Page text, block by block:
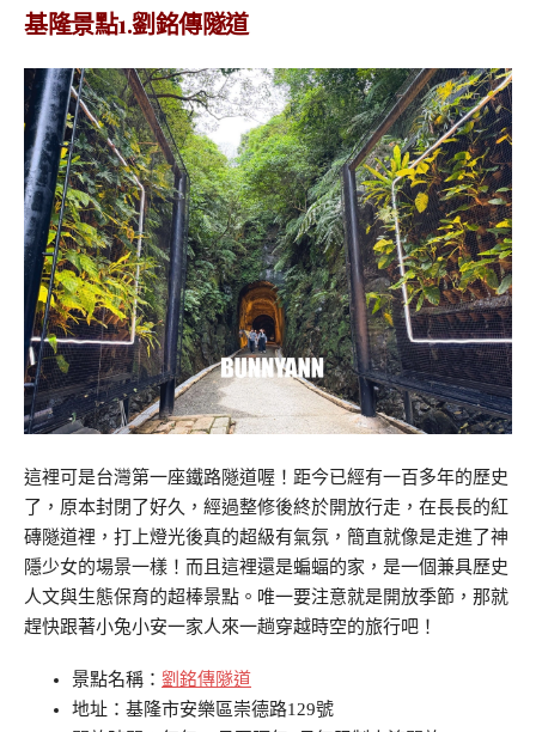
基隆景點1.劉銘傳隧道
這裡可是台灣第一座鐵路隧道喔！距今已經有一百多年的歷史
了，原本封閉了好久，經過整修後終於開放行走，在長長的紅
磚隧道裡，打上燈光後真的超級有氣氛，簡直就像是走進了神
隱少女的場景一樣！而且這裡還是蝙蝠的家，是一個兼具歷史
人文與生態保育的超棒景點。唯一要注意就是開放季節，那就
趕快跟著小兔小安一家人來一趟穿越時空的旅行吧！
景點名稱： 劉銘傳隧道
地址：基隆市安樂區崇德路129號